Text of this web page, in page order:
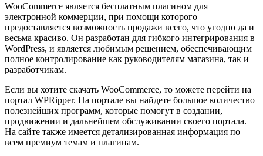
WooCommerce является бесплатным плагином для
электронной коммерции, при помощи которого
предоставляется возможность продажи всего, что угодно да и
весьма красиво. Он разработан для гибкого интегрирования в
WordPress, и является любимым решением, обеспечивающим
полное контролирование как руководителям магазина, так и
разработчикам.
Если вы хотите скачать WooCommerce, то можете перейти на
портал WPRipper. На портале вы найдете большое количество
полезнейших программ, которые помогут в создании,
продвижении и дальнейшем обслуживании своего портала.
На сайте также имеется детализированная информация по
всем премиум темам и плагинам.